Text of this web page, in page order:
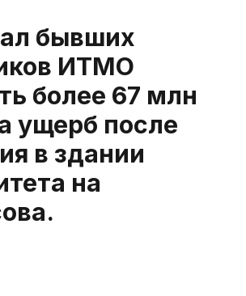
бывших
ИТМО
более 67 млн
ущерб после
в здании
на